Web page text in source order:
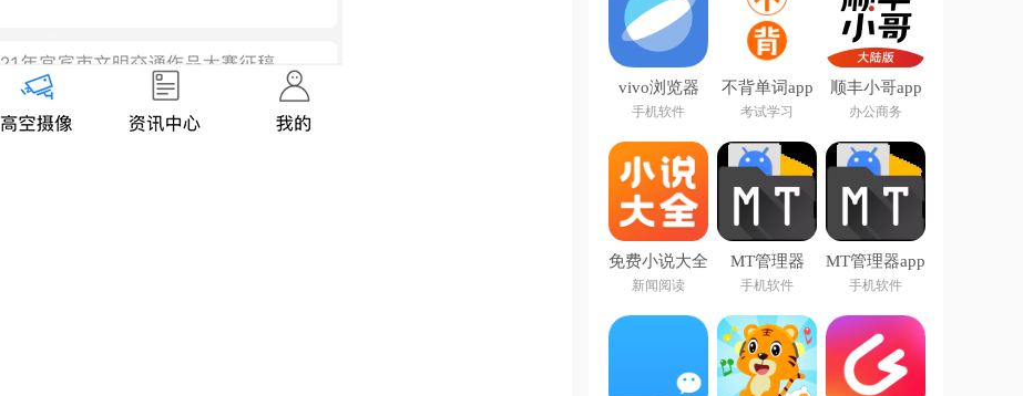
vivo浏览器
app
手机软件
不背单词app
考试学习
顺丰小哥app
下载
办公商务
免费小说大全
app下载
新闻阅读
MT管理器
2026官方最
新版本
手机软件
MT管理器app
官方版下载
手机软件